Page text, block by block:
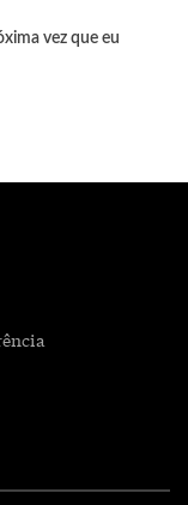
vez que eu